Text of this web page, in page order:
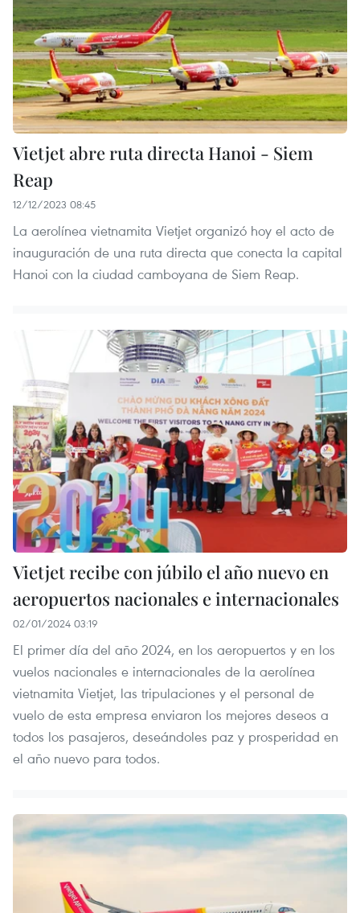
Vietjet abre ruta directa Hanoi - Siem
Reap
12/12/2023 08:45
La aerolínea vietnamita Vietjet organizó hoy el acto de
inauguración de una ruta directa que conecta la capital
Hanoi con la ciudad camboyana de Siem Reap.
Vietjet recibe con júbilo el año nuevo en
aeropuertos nacionales e internacionales
02/01/2024 03:19
El primer día del año 2024, en los aeropuertos y en los
vuelos nacionales e internacionales de la aerolínea
vietnamita Vietjet, las tripulaciones y el personal de
vuelo de esta empresa enviaron los mejores deseos a
todos los pasajeros, deseándoles paz y prosperidad en
el año nuevo para todos.